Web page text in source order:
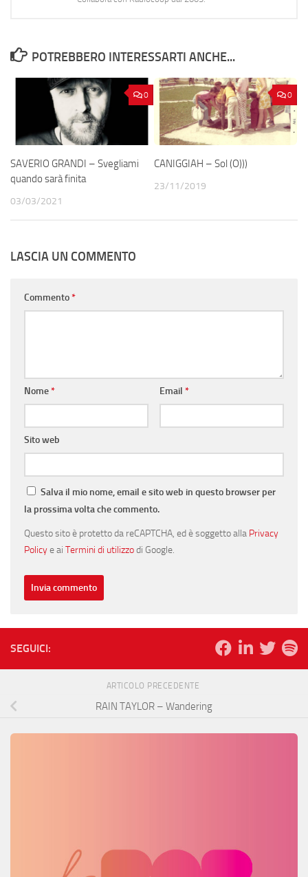
POTREBBERO INTERESSARTI ANCHE...
0
SAVERIO GRANDI – Svegliami
quando sarà finita
03/03/2021
0
CANIGGIAH – Sol (O​)​)​)
23/11/2019
LASCIA UN COMMENTO
Commento*
Nome* Email *
Sito web
Salva il mio nome, email e sito web in questo browser per
la prossima volta che commento.
Questo sito è protetto da reCAPTCHA, ed è soggetto alla Privacy
Policye ai Termini di utilizzodi Google.
SEGUICI:
ARTICOLO PRECEDENTE
RAIN TAYLOR – Wandering